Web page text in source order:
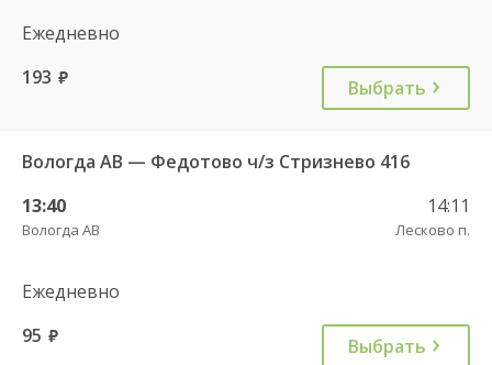
Ежедневно
193 руб. Выбрать
Вологда АВ — Федотово ч/з Стризнево 416
13:40
Вологда АВ
14:11
Лесково п.
Ежедневно
95 руб. Выбрать